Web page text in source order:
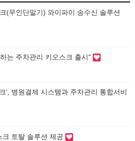
(무인단말기) 와이파이 송수신 솔루션
는 주차관리 키오스크 출시"
’, 병원결제 시스템과 주차관리 통합서비
크 토탈 솔루션 제공